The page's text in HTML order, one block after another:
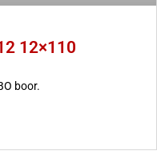
12×110
boor.